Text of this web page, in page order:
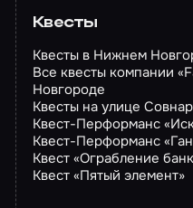
Квесты
Квесты в Нижнем
Все квесты компании
Новгороде
Квесты на улице
Квест-Перформанс
Квест-Перформанс
Квест «Ограбление
Квест «Пятый элемент»